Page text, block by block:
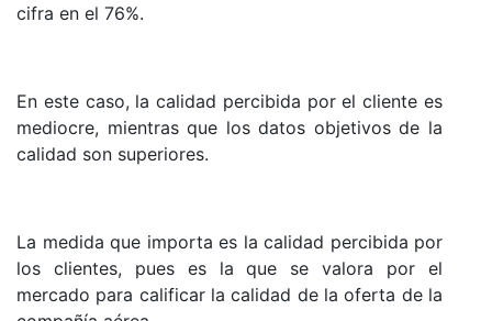
cifra en el 76%.
En este caso, la calidad percibida por el cliente es
mediocre, mientras que los datos objetivos de la
calidad son superiores.
La medida que importa es la calidad percibida por
los clientes, pues es la que se valora por el
mercado para calificar la calidad de la oferta de la